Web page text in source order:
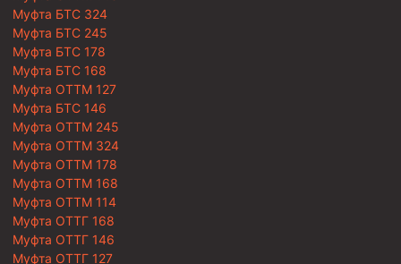
Муфта БТС 324
Муфта БТС 245
Муфта БТС 178
Муфта БТС 168
Муфта ОТТМ 127
Муфта БТС 146
Муфта ОТТМ 245
Муфта ОТТМ 324
Муфта ОТТМ 178
Муфта ОТТМ 168
Муфта ОТТМ 114
Муфта ОТТГ 168
Муфта ОТТГ 146
Муфта ОТТГ 127